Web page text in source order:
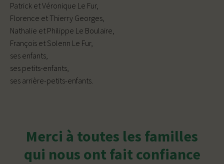
Patrick et Véronique Le Fur,
Florence et Thierry Georges,
Nathalie et Philippe Le Boulaire,
François et Solenn Le Fur,
ses enfants,
ses petits-enfants,
ses arrière-petits-enfants.
Merci à toutes les familles
qui nous ont fait confiance